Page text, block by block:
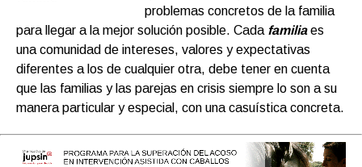
problemas concretos de la familia
para llegar a la mejor solución posible. Cada familiaes
una comunidad de intereses, valores y expectativas
diferentes a los de cualquier otra, debe tener en cuenta
que las familias y las parejas en crisis siempre lo son a su
manera particular y especial, con una casuística concreta.